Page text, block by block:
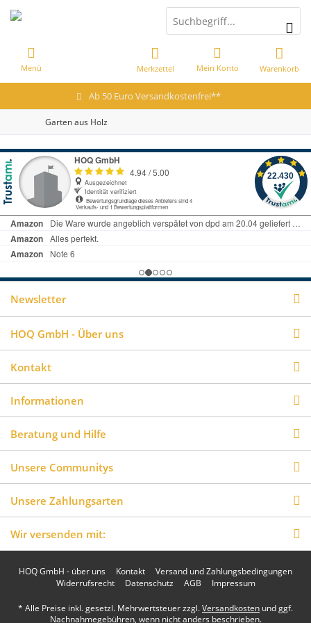
Ab 50 Euro Versandkostenfrei**
Warenkorb
Merkzettel Mein Konto
Menü
Garten aus Holz
Newsletter
HOQ GmbH - Über uns
Kontakt
Informationen
Beratung und Hilfe
Unsere Communitys
Unsere Zahlungsarten
Wir versenden mit:
HOQ GmbH - über uns Kontakt
Versand und Zahlungsbedingungen
Widerrufsrecht
Datenschutz AGB Impressum
* Alle Preise inkl. gesetzl. Mehrwertsteuer zzgl.Versandkosten und ggf.
Nachnahmegebühren, wenn nicht anders beschrieben.